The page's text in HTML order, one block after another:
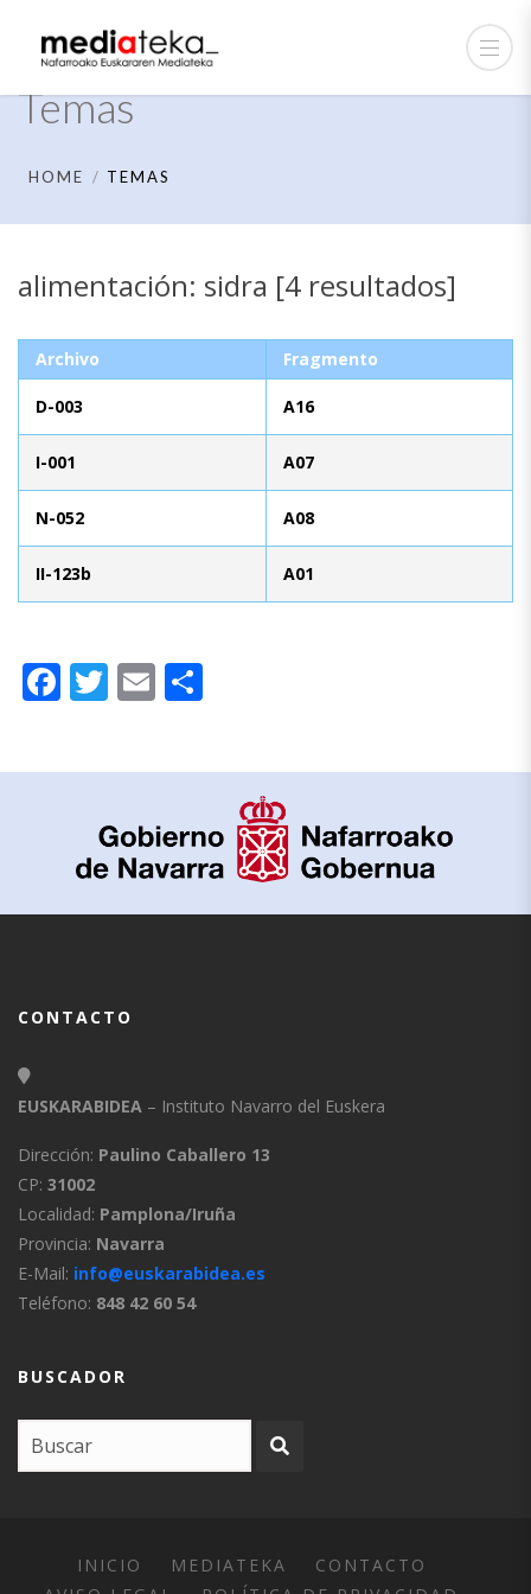
Temas
HOME TEMAS
alimentación: sidra [4 resultados]
Archivo Fragmento
D-003 A16
I-001 A07
N-052 A08
II-123b A01
Facebook
Twitter
Email
CONTACTO
EUSKARABIDEA – Instituto Navarro del Euskera
Dirección: Paulino Caballero 13
CP: 31002
Localidad: Pamplona/Iruña
Provincia: Navarra
E-Mail: info@euskarabidea.es
Teléfono: 848 42 60 54
BUSCADOR
INICIO MEDIATEKA
CONTACTO